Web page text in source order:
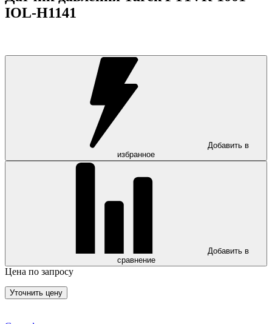
IOL-H1141
Добавить в
избранное
Добавить в
сравнение
Цена по запросу
Уточнить цену